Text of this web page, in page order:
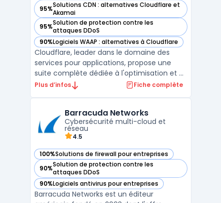
95%Solutions CDN : alternatives Cloudflare et
Akamai
— voir Cloudflare Application Services dans cette catégorie
95%Solution de protection contre les
attaques DDoS
— voir Cloudflare Application Services dans cette catégorie
90%Logiciels WAAP : alternatives à Cloudflare
— voir Cloudflare Application Services dans cette catégorie
Cloudflare, leader dans le domaine des
services pour applications, propose une
suite complète dédiée à l'optimisation et à
la sécurité des applications Internet. Ces
faille. Le service Argo Smart Routing, par
exemple, ...
Plus d’infos Fiche complète
Barracuda Networks
Cybersécurité multi-cloud et
réseau
4.5
100%Solutions de firewall pour entreprises
— voir Barracuda Networks dans cette catégorie
90%Solution de protection contre les
attaques DDoS
— voir Barracuda Networks dans cette catégorie
90%Logiciels antivirus pour entreprises
— voir Barracuda Networks dans cette catégorie
Barracuda Networks est un éditeur